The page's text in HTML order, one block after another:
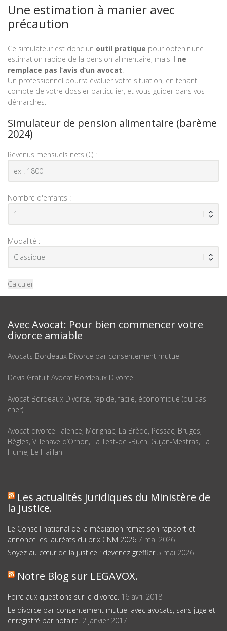
Une estimation à manier avec
précaution
Ce simulateur est donc un outil pratique pour obtenir une
estimation rapide de la pension alimentaire, mais il ne
remplace pas l’avis d’un avocat
Un professionnel pourra évaluer votre situation, en tenant
compte de votre dossier particulier, et vous guider dans vos
démarches.
Simulateur de pension alimentaire (barème
2024)
Revenus mensuels nets (€) :
Nombre d'enfants :
Modalité :
Calculer
Avec Avocat: Pour bien commencer votre
divorce amiable
Avocats Bordeaux Divorce par consentement mutuel
Devis Gratuit Avocat Bordeaux Divorce
Avocat Bordeaux Divorce, rapide, facile, économique (ou pas
cher)
Avocat divorce Talence, Mérignac, La Brède, Pessac, Bruges,
Bègles, Villenave d’Ornon, La Test-de -Buch, Gujan-Mestras, La
Hume, Le Haillan
Les actualités juridiques du Ministère de
la Justice.
Le Conseil national de la médiation remet son rapport et
annonce les lauréats du prix CNM 2026 7 mai 2026
Soyez au cœur de la justice : devenez greffier 5 mai 2026
Notre Blog sur LEGAVOX.
Foire aux questions sur le divorce. 16 avril 2018
Le divorce par consentement mutuel avec avocats, sans juge et
enregistré par notaire. 2 janvier 2017